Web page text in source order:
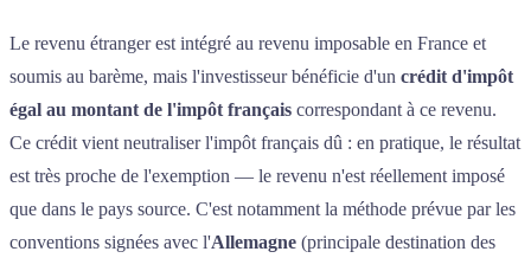
Le revenu étranger est intégré au revenu imposable en France et
soumis au barème, mais l'investisseur bénéficie d'un crédit d'impôt
égal au montant de l'impôt français correspondant à ce revenu.
Ce crédit vient neutraliser l'impôt français dû : en pratique, le résultat
est très proche de l'exemption — le revenu n'est réellement imposé
que dans le pays source. C'est notamment la méthode prévue par les
conventions signées avec l'Allemagne (principale destination des